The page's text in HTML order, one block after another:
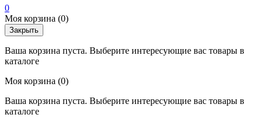
0
Моя корзина (0)
Закрыть
Ваша корзина пуста. Выберите интересующие вас товары в
каталоге
Моя корзина (0)
Ваша корзина пуста. Выберите интересующие вас товары в
каталоге